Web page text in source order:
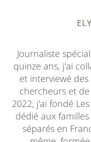
Journaliste
quinze ans, j'ai
et interviewé
chercheurs et de
2022, j'ai fondé
dédié aux
séparés en